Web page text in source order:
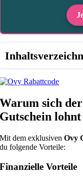
Warum sich
Gutschein lohnt
Mit dem exklusivenOvy
du folgende Vorteile:
Finanzielle Vorteile